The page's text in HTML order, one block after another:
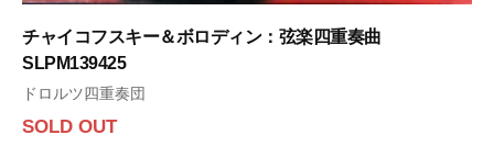
チャイコフスキー＆ボロディン：弦楽四重奏曲
SLPM139425
ドロルツ四重奏団
SOLD OUT